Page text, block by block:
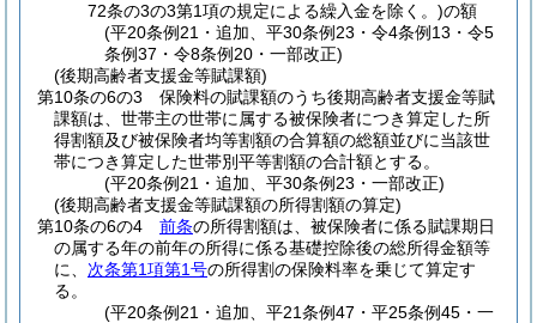
72条の3の3第1項の規定による繰入金を除く。)の額
(平20条例21・追加、平30条例23・令4条例13・令5
条例37・令8条例20・一部改正)
(後期高齢者支援金等賦課額)
第10条の6の3
保険料の賦課額のうち後期高齢者支援金等賦
課額は、世帯主の世帯に属する被保険者につき算定した所
得割額及び被保険者均等割額の合算額の総額並びに当該世
帯につき算定した世帯別平等割額の合計額とする。
(平20条例21・追加、平30条例23・一部改正)
(後期高齢者支援金等賦課額の所得割額の算定)
第10条の6の4
前条の所得割額は、被保険者に係る賦課期日
の属する年の前年の所得に係る基礎控除後の総所得金額等
に、 次条第1項第1号の所得割の保険料率を乗じて算定す
る。
(平20条例21・追加、平21条例47・平25条例45・一